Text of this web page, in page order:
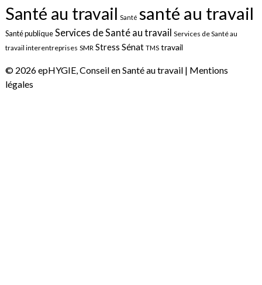
Santé au travail Santé santé au travail
Santé publiqueServices de Santé au travail Services de Santé au
travail interentreprises SMR Stress Sénat TMS travail
© 2026 epHYGIE, Conseil en Santé au travail | Mentions
légales